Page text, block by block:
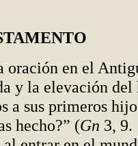
oración en el
y la elevación
a sus primeros
hecho?” (Gn 3, 9.